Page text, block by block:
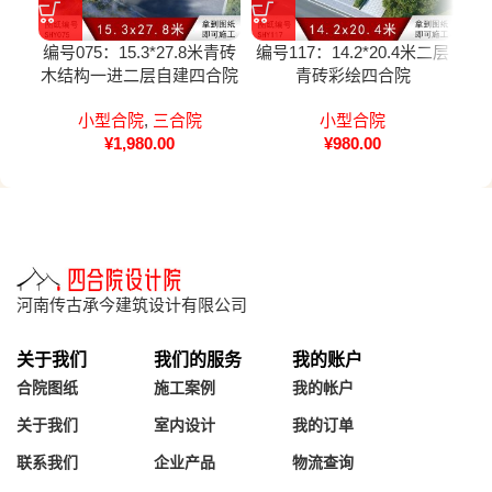
编号075：15.3*27.8米青砖
木结构一进二层自建四合院
小型合院, 三合院
¥1,980.00
编号117：14.2*20.4米二层
青砖彩绘四合院
小型合院
¥980.00
河南传古承今建筑设计有限公司
关于我们
合院图纸
关于我们
联系我们
我们的服务
施工案例
室内设计
企业产品
我的账户
我的帐户
我的订单
物流查询